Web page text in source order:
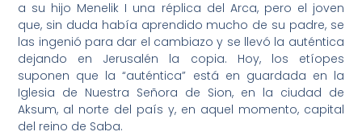
a su hijo Menelik I una réplica del Arca, pero el joven
que, sin duda había aprendido mucho de su padre, se
las ingenió para dar el cambiazo y se llevó la auténtica
dejando en Jerusalén la copia. Hoy, los etíopes
suponen que la “auténtica” está en guardada en la
Iglesia de Nuestra Señora de Sion, en la ciudad de
Aksum, al norte del país y, en aquel momento, capital
del reino de Saba.